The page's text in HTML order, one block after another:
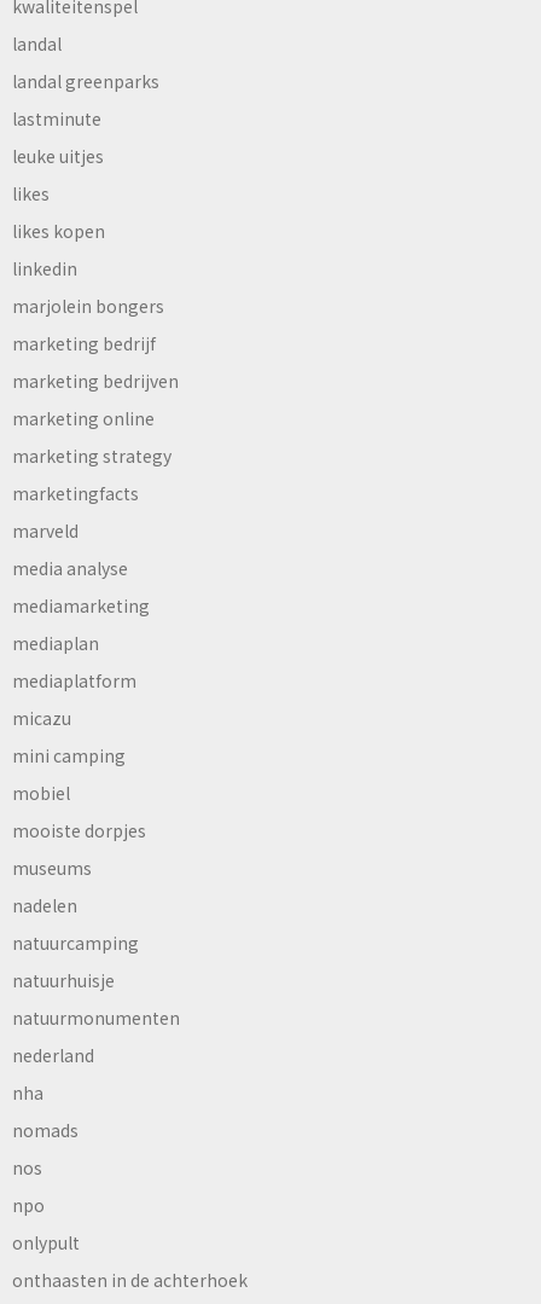
kwaliteitenspel
landal
landal greenparks
lastminute
leuke uitjes
likes
likes kopen
linkedin
marjolein bongers
marketing bedrijf
marketing bedrijven
marketing online
marketing strategy
marketingfacts
marveld
media analyse
mediamarketing
mediaplan
mediaplatform
micazu
mini camping
mobiel
mooiste dorpjes
museums
nadelen
natuurcamping
natuurhuisje
natuurmonumenten
nederland
nha
nomads
nos
npo
onlypult
onthaasten in de achterhoek